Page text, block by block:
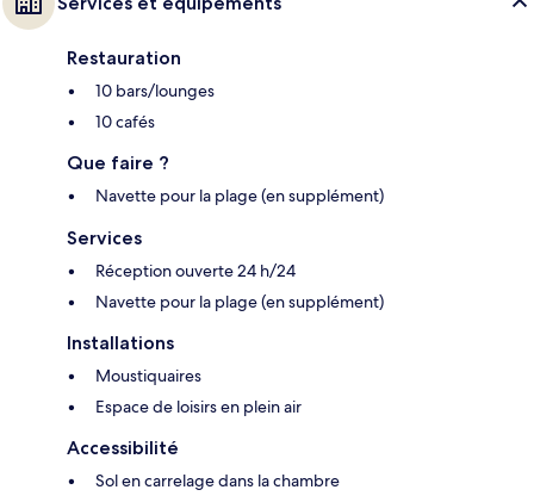
Restauration
10 bars/lounges
10 cafés
Que faire ?
Navette pour la plage (en supplément)
Services
Réception ouverte 24 h/24
Navette pour la plage (en supplément)
Installations
Moustiquaires
Espace de loisirs en plein air
Accessibilité
Sol en carrelage dans la chambre